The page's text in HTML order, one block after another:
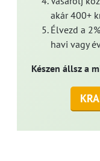
akár 400+
Élvezd a
havi vagy
Készen állsz a